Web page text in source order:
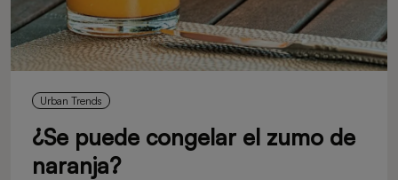
Urban Trends
¿Se puede congelar el zumo de
naranja?